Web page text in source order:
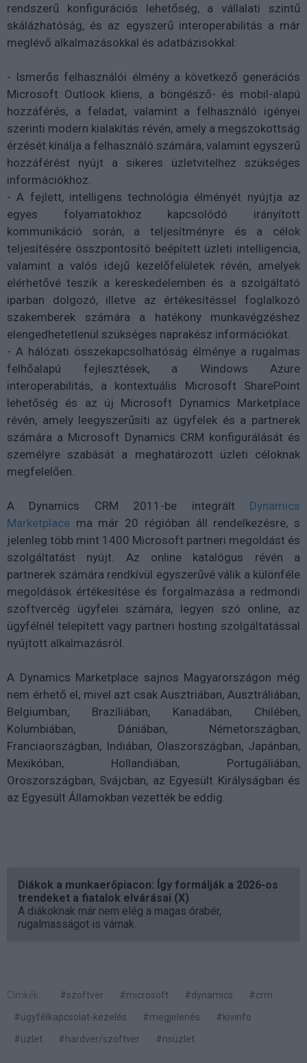
rendszerű konfigurációs lehetőség, a vállalati szintű
skálázhatóság, és az egyszerű interoperabilitás a már
meglévő alkalmazásokkal és adatbázisokkal:
- Ismerős felhasználói élmény a következő generációs
Microsoft Outlook kliens, a böngésző- és mobil-alapú
hozzáférés, a feladat, valamint a felhasználó igényei
szerinti modern kialakítás révén, amely a megszokottság
érzését kínálja a felhasználó számára, valamint egyszerű
hozzáférést nyújt a sikeres üzletvitelhez szükséges
információkhoz.
- A fejlett, intelligens technológia élményét nyújtja az
egyes folyamatokhoz kapcsolódó irányított
kommunikáció során, a teljesítményre és a célok
teljesítésére összpontosító beépített üzleti intelligencia,
valamint a valós idejű kezelőfelületek révén, amelyek
elérhetővé teszik a kereskedelemben és a szolgáltató
iparban dolgozó, illetve az értékesítéssel foglalkozó
szakemberek számára a hatékony munkavégzéshez
elengedhetetlenül szükséges naprakész információkat.
- A hálózati összekapcsolhatóság élménye a rugalmas
felhőalapú fejlesztések, a Windows Azure
interoperabilitás, a kontextuális Microsoft SharePoint
lehetőség és az új Microsoft Dynamics Marketplace
révén, amely leegyszerűsíti az ügyfelek és a partnerek
számára a Microsoft Dynamics CRM konfigurálását és
személyre szabását a meghatározott üzleti céloknak
megfelelően.
A Dynamics CRM 2011-be integrált Dynamics
Marketplace ma már 20 régióban áll rendelkezésre, s
jelenleg több mint 1400 Microsoft partneri megoldást és
szolgáltatást nyújt. Az online katalógus révén a
partnerek számára rendkívül egyszerűvé válik a különféle
megoldások értékesítése és forgalmazása a redmondi
szoftvercég ügyfelei számára, legyen szó online, az
ügyfélnél telepített vagy partneri hosting szolgáltatással
nyújtott alkalmazásról.
A Dynamics Marketplace sajnos Magyarországon még
nem érhető el, mivel azt csak Ausztriában, Ausztráliában,
Belgiumban, Brazíliában, Kanadában, Chilében,
Kolumbiában, Dániában, Németországban,
Franciaországban, Indiában, Olaszországban, Japánban,
Mexikóban, Hollandiában, Portugáliában,
Oroszországban, Svájcban, az Egyesült Királyságban és
az Egyesült Államokban vezették be eddig.
Diákok a munkaerőpiacon: Így formálják a 2026-os
trendeket a fiatalok elvárásai (X)
A diákoknak már nem elég a magas órabér,
rugalmasságot is várnak.
Címkék: #szoftver #microsoft #dynamics
#crm
#ügyfélkapcsolat-kezelés
#megjelenés
#kivinfo
#üzlet
#hardver/szoftver #nsüzlet